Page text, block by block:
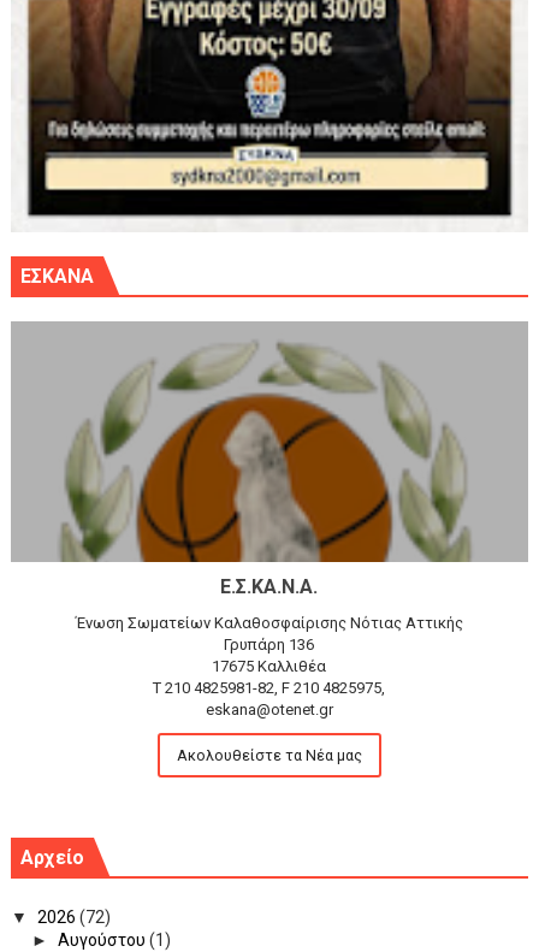
ΕΣΚΑΝΑ
Ε.Σ.ΚΑ.Ν.Α.
Ένωση Σωματείων Καλαθοσφαίρισης Νότιας Αττικής
Γρυπάρη 136
17675 Καλλιθέα
T 210 4825981-82, F 210 4825975,
eskana@otenet.gr
Ακολουθείστε τα Νέα μας
Αρχείο
▼ 2026 (72)
► Αυγούστου (1)